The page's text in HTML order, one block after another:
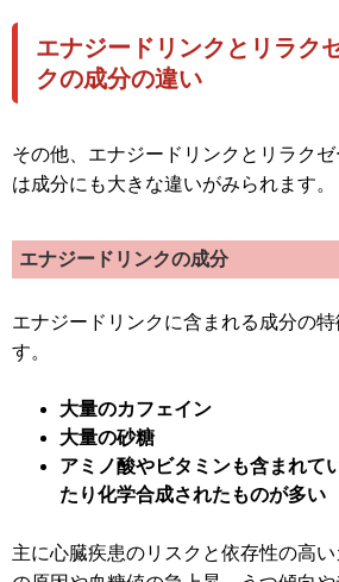
エナジードリンクとリラク
クの成分の違い
その他、エナジードリンクとリラク
は成分にも大きな違いがみられます。
エナジードリンクの成分
エナジードリンクに含まれる成分の
す。
大量のカフェイン
大量の砂糖
アミノ酸やビタミンも含まれて
たり化学合成されたものが多い
主に心臓疾患のリスクと依存性の高